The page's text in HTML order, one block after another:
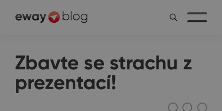
Zbavte se strachu z
prezentací!